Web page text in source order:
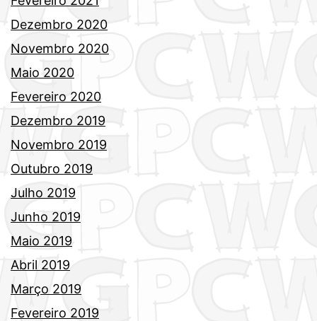
Dezembro 2020
Novembro 2020
Maio 2020
Fevereiro 2020
Dezembro 2019
Novembro 2019
Outubro 2019
Julho 2019
Junho 2019
Maio 2019
Abril 2019
Março 2019
Fevereiro 2019